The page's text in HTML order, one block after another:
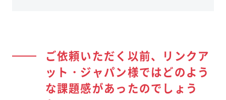
ご依頼いただく以前、リンクア
ット・ジャパン様ではどのよう
な課題感があったのでしょう